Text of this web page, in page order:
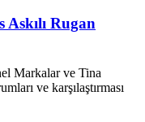
Rugan
Markalar ve Tina
ve karşılaştırması